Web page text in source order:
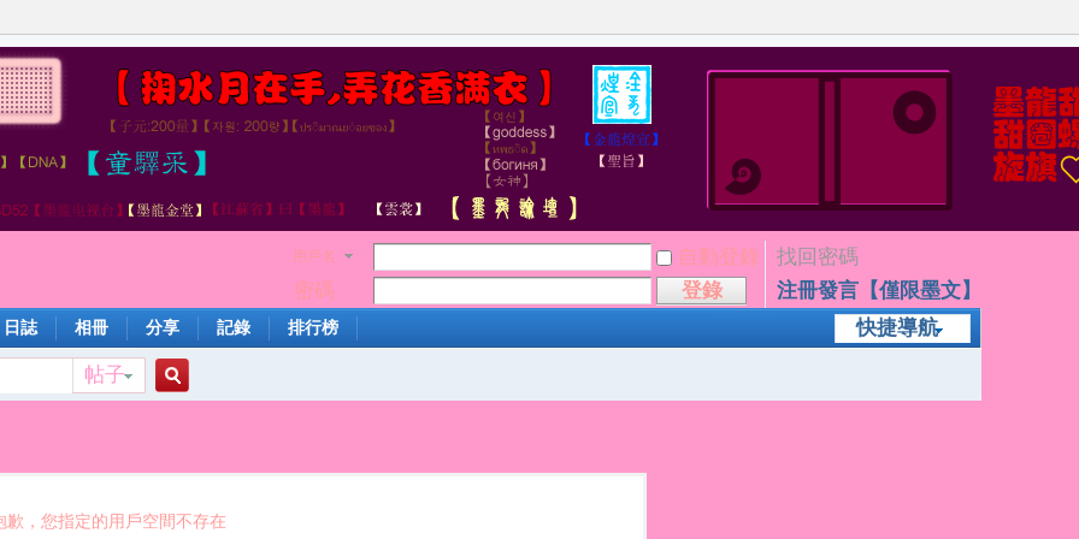
用戶名 自動登錄
找回密碼
密碼
登錄
注冊發言【僅限墨文】
快捷導航
日誌 相冊 分享 記錄 排行榜
帖子
索
歉，您指定的用戶空間不存在